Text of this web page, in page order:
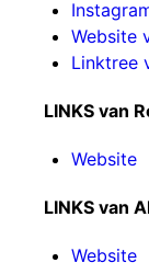
Website
Linktree
LINKS van
Website
LINKS van
Website